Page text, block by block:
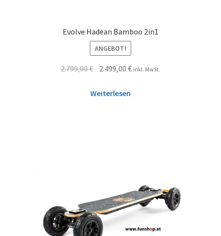
Evolve Hadean Bamboo 2in1
ANGEBOT!
2.799,00€ 2.499,00€ inkl. MwSt.
Weiterlesen